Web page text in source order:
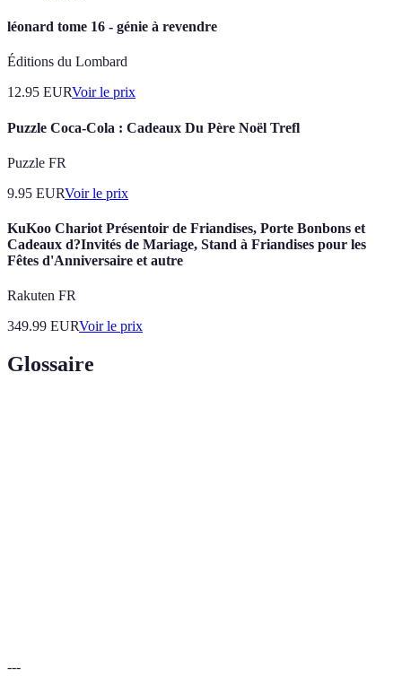
léonard tome 16 - génie à revendre
Éditions du Lombard
12.95 EURVoir le prix
Puzzle Coca-Cola : Cadeaux Du Père Noël Trefl
Puzzle FR
9.95 EURVoir le prix
KuKoo Chariot Présentoir de Friandises, Porte Bonbons et
Cadeaux d?Invités de Mariage, Stand à Friandises pour les
Fêtes d'Anniversaire et autre
Rakuten FR
349.99 EURVoir le prix
Glossaire
---